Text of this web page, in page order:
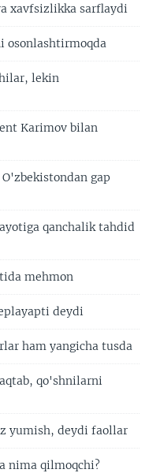
xavfsizlikka sarflaydi
osonlashtirmoqda
lekin
Karimov bilan
gap
qanchalik tahdid
mehmon
deydi
ham yangicha tusda
qo'shnilarni
yumish, deydi faollar
nima qilmoqchi?